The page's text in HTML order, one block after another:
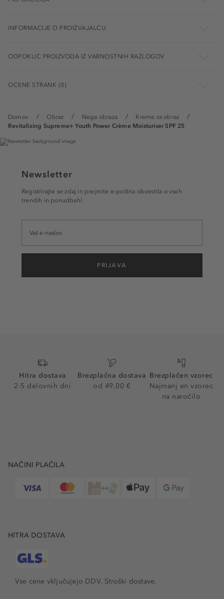
Domov Obraz Nega obraza
Kreme za obraz
Revitalizing Supreme+ Youth Power Crème Moisturiser SPF 25
INFORMACIJE O PROIZVAJALCU
ODPOKLIC PROIZVODA IZ VARNOSTNIH RAZLOGOV
OCENE STRANK (0)
Newsletter
Registrirajte se zdaj in prejmite e-poštna obvestila o vseh
trendih in ponudbah!
PRIJAVA
Hitra dostava
2-5 delovnih dni
Brezplačna dostava
od 49,00 €
Brezplačen vzorec
Najmanj en vzorec
na naročilo
NAČINI PLAČILA
HITRA DOSTAVA
Vse cene vključujejo DDV. Stroški dostave.